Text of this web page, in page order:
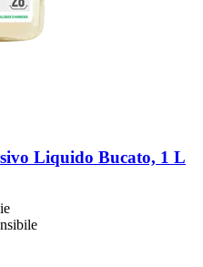
Liquido Bucato, 1 L